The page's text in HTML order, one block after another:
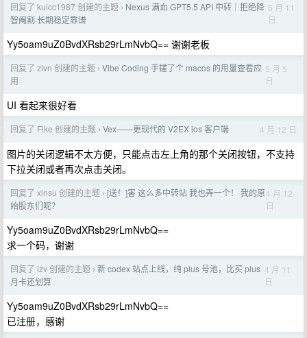
回复了 kuicc1987 创建的主题 › Nexus 满血 GPT5.5 API 中转｜拒绝降
智阉割·长期稳定靠谱
5 月 11
日
Yy5oam9uZ0BvdXRsb29rLmNvbQ== 谢谢老板
回复了 zivn 创建的主题 › Vibe Coding 手搓了个 macos 的用量查看应
用
5 月 5
日
UI 看起来很好看
回复了 Fike 创建的主题 › Vex——更现代的 V2EX ios 客户端 4 月 12 日
图片的关闭逻辑不太方便，只能点击左上角的那个关闭按钮，不支持
下拉关闭或者再次点击关闭。
回复了 xinsu 创建的主题 › [送！]害 这么多中转站 我也弄一个！ 我的原
始股东们呢？
4 月 12
日
Yy5oam9uZ0BvdXRsb29rLmNvbQ==
求一个码，谢谢
回复了 izv 创建的主题 › 新 codex 站点上线，纯 plus 号池，比买 plus
月卡还划算
4 月 11
日
Yy5oam9uZ0BvdXRsb29rLmNvbQ==
已注册，感谢